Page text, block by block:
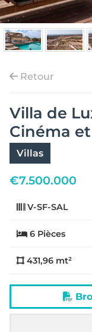
Retour
Villa de
Cinéma
Villas
€7.500.000
V-SF-SAL
6 Pièces
431,96 mt²